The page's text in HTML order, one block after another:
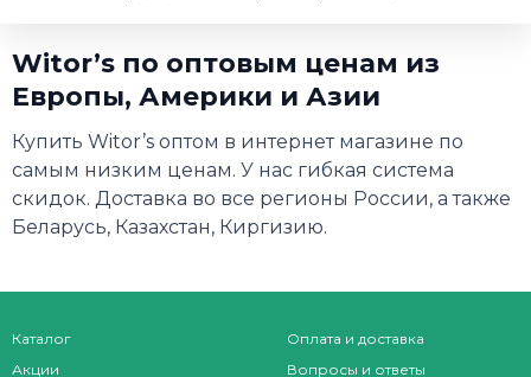
Witor’s по оптовым ценам из
Европы, Америки и Азии
Купить Witor’s оптом в интернет магазине по
самым низким ценам. У нас гибкая система
скидок. Доставка во все регионы России, а также
Беларусь, Казахстан, Киргизию.
Каталог
Акции
Оплата и доставка
Вопросы и ответы